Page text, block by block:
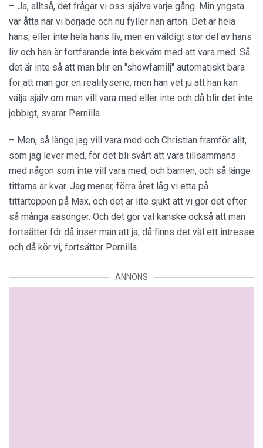
– Ja, alltså, det frågar vi oss själva varje gång. Min yngsta
var åtta när vi började och nu fyller han arton. Det är hela
hans, eller inte hela hans liv, men en väldigt stor del av hans
liv och han är fortfarande inte bekväm med att vara med. Så
det är inte så att man blir en "showfamilj" automatiskt bara
för att man gör en realityserie, men han vet ju att han kan
välja själv om man vill vara med eller inte och då blir det inte
jobbigt, svarar Pernilla.
– Men, så länge jag vill vara med och Christian framför allt,
som jag lever med, för det bli svårt att vara tillsammans
med någon som inte vill vara med, och barnen, och så länge
tittarna är kvar. Jag menar, förra året låg vi etta på
tittartoppen på Max, och det är lite sjukt att vi gör det efter
så många säsonger. Och det gör väl kanske också att man
fortsätter för då inser man att ja, då finns det väl ett intresse
och då kör vi, fortsätter Pernilla.
ANNONS